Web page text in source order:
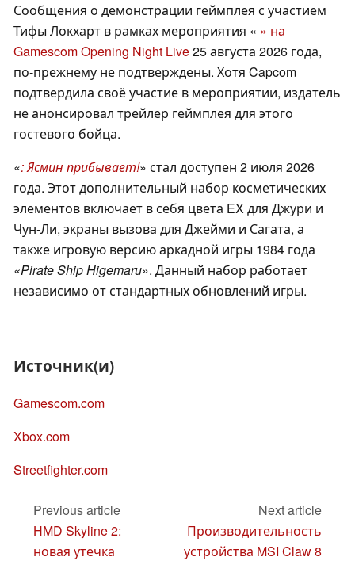
Сообщения о демонстрации геймплея с участием
Тифы Локхарт в рамках мероприятия « » на
Gamescom Opening Night Live25 августа 2026 года,
по-прежнему не подтверждены. Хотя Capcom
подтвердила своё участие в мероприятии, издатель
не анонсировал трейлер геймплея для этого
гостевого бойца.
«: Ясмин прибывает!» стал доступен 2 июля 2026
года. Этот дополнительный набор косметических
элементов включает в себя цвета EX для Джури и
Чун-Ли, экраны вызова для Джейми и Сагата, а
также игровую версию аркадной игры 1984 года
«Pirate Ship Higemaru». Данный набор работает
независимо от стандартных обновлений игры.
Источник(и)
Gamescom.com
Xbox.com
Streetfighter.com
Previous article
HMD Skyline 2:
новая утечка
Next article
Производительность
устройства MSI Claw 8